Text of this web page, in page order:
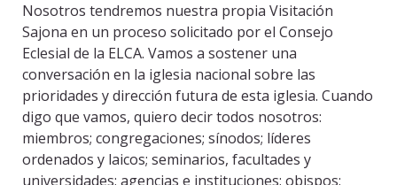
Nosotros tendremos nuestra propia Visitación
Sajona en un proceso solicitado por el Consejo
Eclesial de la ELCA. Vamos a sostener una
conversación en la iglesia nacional sobre las
prioridades y dirección futura de esta iglesia. Cuando
digo que vamos, quiero decir todos nosotros:
miembros; congregaciones; sínodos; líderes
ordenados y laicos; seminarios, facultades y
universidades; agencias e instituciones; obispos;